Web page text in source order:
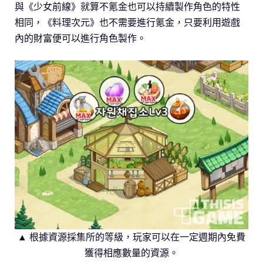
與《少女前線》就算不氪金也可以持續製作角色的特性
相同，《料理次元》也不需要進行氪金，只要利用遊戲
內的財富便可以進行角色製作。
▲ 根據資源採集所的等級，玩家可以在一定週期內免費
獲得相應數量的資源。